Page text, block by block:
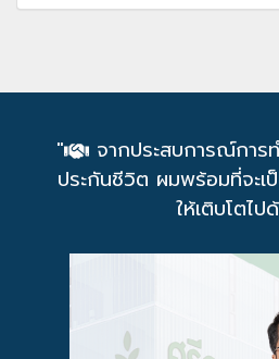
"
จากประสบการณ์การ
ประกันชีวิต ผมพร้อมที่จะเ
ให้เติบโตไ